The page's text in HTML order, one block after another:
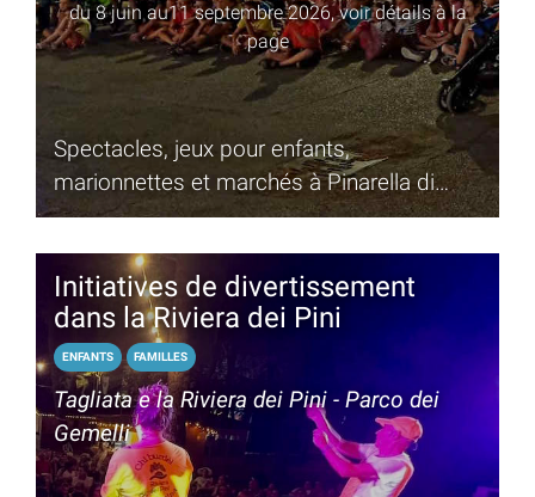
du 8 juin au11 septembre 2026, voir détails à la
page
Spectacles, jeux pour enfants,
marionnettes et marchés à Pinarella di
Cervia
Initiatives de divertissement
dans la Riviera dei Pini
ENFANTS FAMILLES
Tagliata e la Riviera dei Pini - Parco dei
Gemelli